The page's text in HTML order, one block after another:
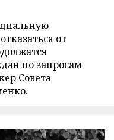
от
по запросам
Совета